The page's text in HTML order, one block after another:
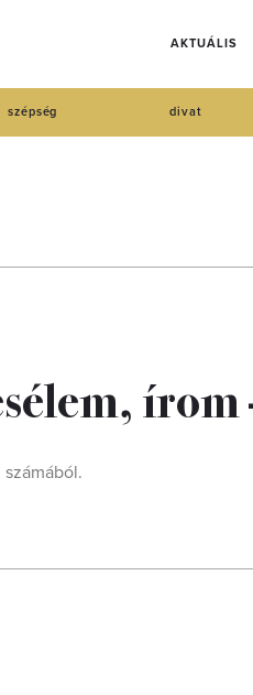
AKTUÁLIS
szépség divat